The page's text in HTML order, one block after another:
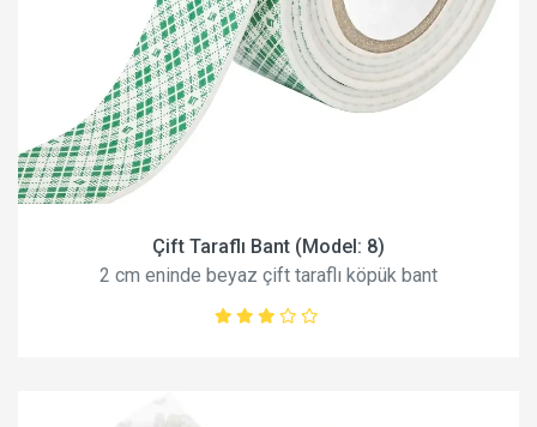
Çift Taraflı Bant (Model: 8)
2 cm eninde beyaz çift taraflı köpük bant